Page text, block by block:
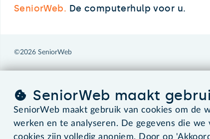
SeniorWeb. De computerhulp voor u.
©2026 SeniorWeb
SeniorWeb maakt
SeniorWeb maakt gebruik van cookies om de
werken en te analyseren. De gegevens die we
cookies zijn volledig anoniem. Door op